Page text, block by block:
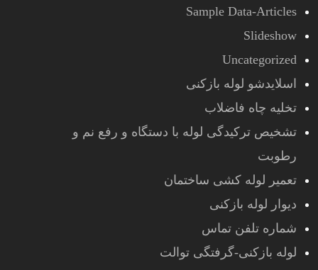
Sample Data-Articles
Slideshow
Uncategorized
اسلایدشو لوله بازکنی
تخلیه چاه فاضلاب
تشخیص ترکیدگی لوله با دستگاه و رفع نم و
رطوبت
تعمیر لوله کشی ساختمان
دیوار لوله بازکنی
شماره تلفن تماس
لوله بازکنی-گرفتگی توالت